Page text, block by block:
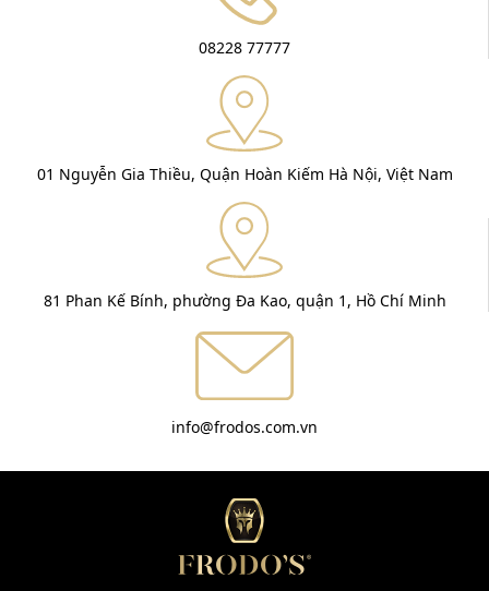
08228 77777
01 Nguyễn Gia Thiều, Quận Hoàn Kiếm Hà Nội, Việt Nam
81 Phan Kế Bính, phường Đa Kao, quận 1, Hồ Chí Minh
info@frodos.com.vn